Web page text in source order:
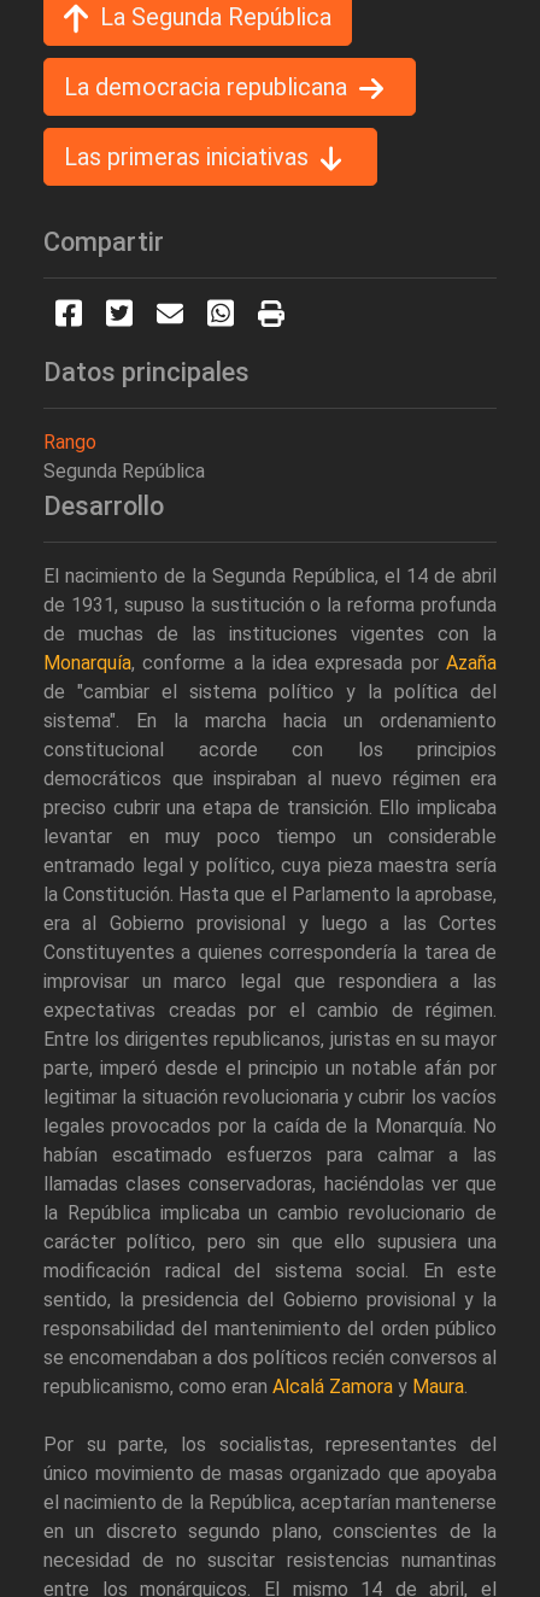
La Segunda República
La democracia republicana
Las primeras iniciativas
Compartir
Datos principales
Rango
Segunda República
Desarrollo
El nacimiento de la Segunda República, el 14 de abril
de 1931, supuso la sustitución o la reforma profunda
de muchas de las instituciones vigentes con la
Monarquía, conforme a la idea expresada por Azaña
de "cambiar el sistema político y la política del
sistema". En la marcha hacia un ordenamiento
constitucional acorde con los principios
democráticos que inspiraban al nuevo régimen era
preciso cubrir una etapa de transición. Ello implicaba
levantar en muy poco tiempo un considerable
entramado legal y político, cuya pieza maestra sería
la Constitución. Hasta que el Parlamento la aprobase,
era al Gobierno provisional y luego a las Cortes
Constituyentes a quienes correspondería la tarea de
improvisar un marco legal que respondiera a las
expectativas creadas por el cambio de régimen.
Entre los dirigentes republicanos, juristas en su mayor
parte, imperó desde el principio un notable afán por
legitimar la situación revolucionaria y cubrir los vacíos
legales provocados por la caída de la Monarquía. No
habían escatimado esfuerzos para calmar a las
llamadas clases conservadoras, haciéndolas ver que
la República implicaba un cambio revolucionario de
carácter político, pero sin que ello supusiera una
modificación radical del sistema social. En este
sentido, la presidencia del Gobierno provisional y la
responsabilidad del mantenimiento del orden público
se encomendaban a dos políticos recién conversos al
republicanismo, como eran Alcalá Zamora y Maura.
Por su parte, los socialistas, representantes del
único movimiento de masas organizado que apoyaba
el nacimiento de la República, aceptarían mantenerse
en un discreto segundo plano, conscientes de la
necesidad de no suscitar resistencias numantinas
entre los monárquicos. El mismo 14 de abril, el